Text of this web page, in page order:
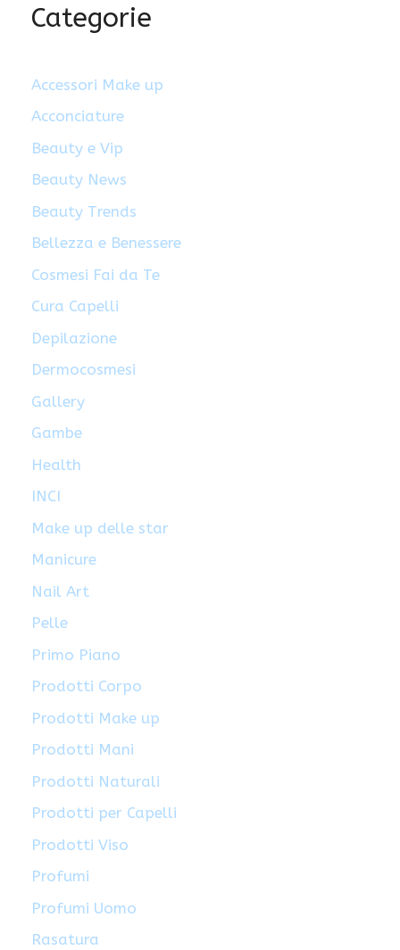
Categorie
Accessori Make up
Acconciature
Beauty e Vip
Beauty News
Beauty Trends
Bellezza e Benessere
Cosmesi Fai da Te
Cura Capelli
Depilazione
Dermocosmesi
Gallery
Gambe
Health
INCI
Make up delle star
Manicure
Nail Art
Pelle
Primo Piano
Prodotti Corpo
Prodotti Make up
Prodotti Mani
Prodotti Naturali
Prodotti per Capelli
Prodotti Viso
Profumi
Profumi Uomo
Rasatura